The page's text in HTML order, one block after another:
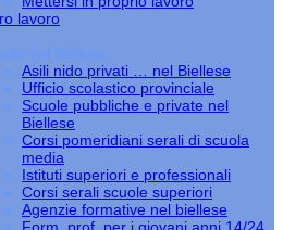
lavoro
nel Biellese
Asili nido privati … nel Biellese
Ufficio scolastico provinciale
Scuole pubbliche e private nel
Biellese
Corsi pomeridiani serali di scuola
media
Istituti superiori e professionali
Corsi serali scuole superiori
Agenzie formative nel biellese